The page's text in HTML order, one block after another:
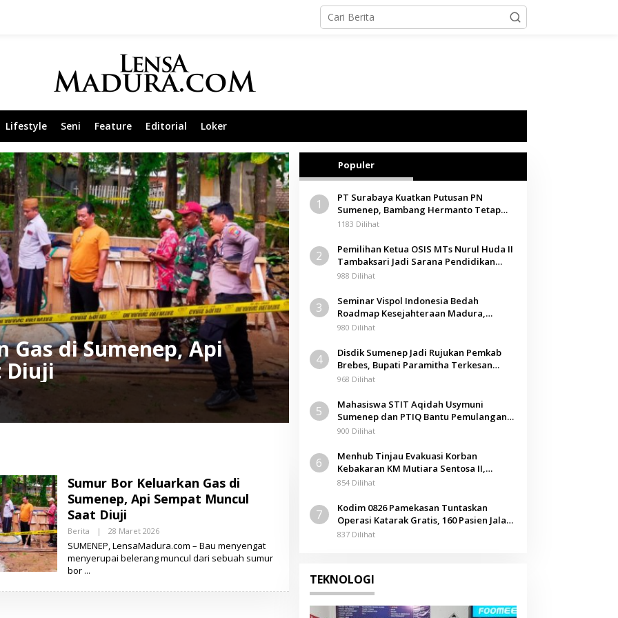
Lifestyle Seni Feature Editorial Loker
Gas di Sumenep, Api
Diuji
Sumur Bor Keluarkan Gas di
Sumenep, Api Sempat Muncul
Saat Diuji
Berita | 28 Maret 2026O
E
H
SUMENEP, LensaMadura.com – Bau menyengat
menyerupai belerang muncul dari sebuah sumur
bor
Populer
1
PT Surabaya Kuatkan Putusan PN
Sumenep, Bambang Hermanto Tetap
Dinyatakan Pemilik Sah Tanah di
1183 Dilihat
2
Pemilihan Ketua OSIS MTs Nurul Huda II
Tambaksari Jadi Sarana Pendidikan
Demokrasi bagi Siswa
988 Dilihat
3
Seminar Vispol Indonesia Bedah
Roadmap Kesejahteraan Madura,
Pendidikan dan Hilirisasi Jadi Kunci
980 Dilihat
4
Disdik Sumenep Jadi Rujukan Pemkab
Brebes, Bupati Paramitha Terkesan
Pendidikan Berbasis Budaya
968 Dilihat
5
Mahasiswa STIT Aqidah Usymuni
Sumenep dan PTIQ Bantu Pemulangan
Jenazah WNI Asal Aceh di Malaysia
900 Dilihat
6
Menhub Tinjau Evakuasi Korban
Kebakaran KM Mutiara Sentosa II,
Apresiasi Respons Cepat Pemkab
854 Dilihat
7
Kodim 0826 Pamekasan Tuntaskan
Operasi Katarak Gratis, 160 Pasien Jalani
Tindakan Medis
837 Dilihat
TEKNOLOGI